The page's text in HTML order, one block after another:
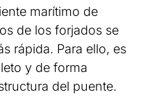
marítimo de
de los forjados se
rápida. Para ello, es
y de forma
del puente.